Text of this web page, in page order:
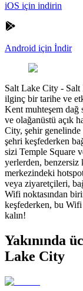
iOS için indirin
Android için İndir
Salt Lake City - Salt
ilginç bir tarihe ve
Kent muhteşem dağ
ve olağanüstü açık
City, şehir genelinde
şehri keşfederken
sizi Temple Square
yerlerden, benzersiz
merkezindeki
veya ziyaretçileri,
Wifi noktasından
keşfederken, bu Wifi
kalın!
Yakınında
Lake City